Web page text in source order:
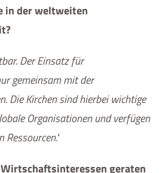
in der weltweiten
Der Einsatz für
gemeinsam mit der
Die Kirchen sind hierbei wichtige
Organisationen und verfügen
Ressourcen.
geraten